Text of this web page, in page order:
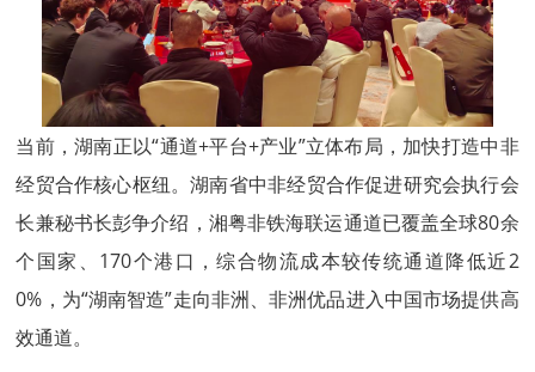
当前，湖南正以“通道+平台+产业”立体布局，加快打造中非
经贸合作核心枢纽。湖南省中非经贸合作促进研究会执行会
长兼秘书长彭争介绍，湘粤非铁海联运通道已覆盖全球80余
个国家、170个港口，综合物流成本较传统通道降低近2
0%，为“湖南智造”走向非洲、非洲优品进入中国市场提供高
效通道。